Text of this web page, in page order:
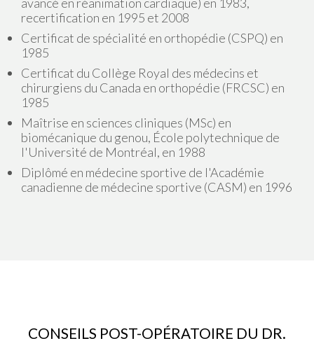
recertification en 1995 et 2008
Certificat de spécialité en orthopédie (CSPQ) en
1985
Certificat du Collège Royal des médecins et
chirurgiens du Canada en orthopédie (FRCSC) en
1985
Maîtrise en sciences cliniques (MSc) en
biomécanique du genou, École polytechnique de
l'Université de Montréal, en 1988
Diplômé en médecine sportive de l'Académie
canadienne de médecine sportive (CASM) en 1996
CONSEILS POST-OPÉRATOIRE DU DR.